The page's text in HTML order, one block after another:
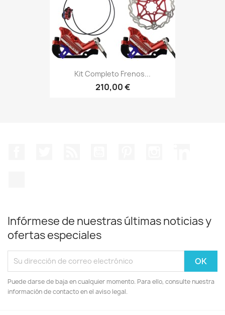
Kit Completo Frenos...
210,00 €
Infórmese de nuestras últimas noticias y
ofertas especiales
Puede darse de baja en cualquier momento. Para ello, consulte nuestra
información de contacto en el aviso legal.